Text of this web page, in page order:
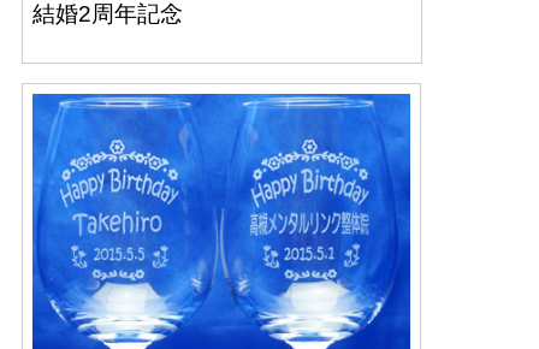
結婚2周年記念